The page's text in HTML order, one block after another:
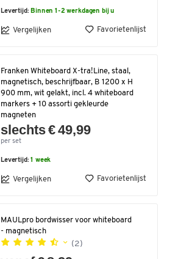
Levertijd: Binnen 1-2 werkdagen bij u
Vergelijken Favorietenlijst
Franken Whiteboard X-tra!Line, staal,
magnetisch, beschrijfbaar, B 1200 x H
900 mm, wit gelakt, incl. 4 whiteboard
markers + 10 assorti gekleurde
magneten
slechts € 49,99
per set
Levertijd:1 week
Vergelijken Favorietenlijst
MAULpro bordwisser voor whiteboard
- magnetisch
(2)